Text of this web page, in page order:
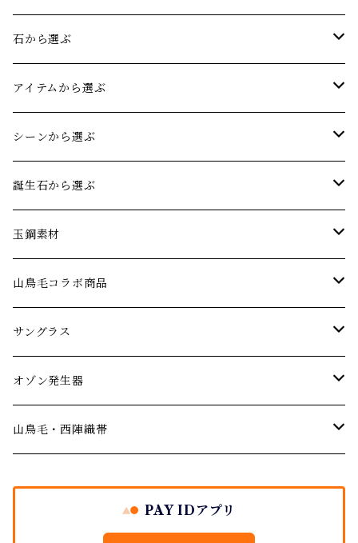
sowi(ソーイ)
オリジナルジュエリー
石から選ぶ
アクアマリン
アメジスト
エメラルド
オパール
ガーネット
デマントイドガーネット
サファイア
シトリン
ダイヤモンド
アイテムから選ぶ
リング
ネックレス
ブレスレット･バングル
ピアス･イヤリング
ルース(ストーン)
シーンから選ぶ
パーティーやお呼ばれに…
アニバーサリー 記念日ジュエリー
婚約指輪 エンゲージリング
結婚記念日のジュエリー
厄年厄除けのお守りに…
誕生石から選ぶ
1月の誕生石【ガーネット】
２月の誕生石【アメジスト】
３月の誕生石【アクアマリン】
４月の誕生石【ダイヤモンド】
５月の誕生石【エメラルド】
玉鋼素材
ネックレス
山鳥毛コラボ商品
サングラス
オゾン発生器
サングラス
山鳥毛モデルサングラス
オゾン発生器
山鳥毛モデルオゾン発生器
山鳥毛・西陣織帯
PAY IDアプリ